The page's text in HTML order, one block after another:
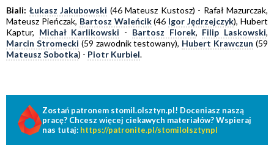
Biali: Łukasz Jakubowski (46 Mateusz Kustosz) - Rafał Mazurczak,
Mateusz Pieńczak, Bartosz Waleńcik(46 Igor Jędrzejczyk), Hubert
Kaptur, Michał Karlikowski - Bartosz Florek, Filip Laskowski,
Marcin Stromecki (59 zawodnik testowany), Hubert Krawczun (59
Mateusz Sobotka) - Piotr Kurbiel.
Zostań patronem stomil.olsztyn.pl! Doceniasz naszą
pracę? Chcesz więcej ciekawych materiałów? Wspieraj
nas tutaj: https://patronite.pl/stomilolsztynpl